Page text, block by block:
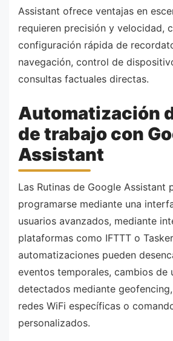
Assistant ofrece ventajas en
requieren precisión y velocidad,
configuración rápida de
navegación, control de
consultas factuales directas.
Automatización
de trabajo con
Assistant
Las Rutinas de Google Assistant
programarse mediante una
usuarios avanzados, mediante
plataformas como IFTTT o
automatizaciones pueden
eventos temporales, cambios de
detectados mediante
redes WiFi específicas o
personalizados.